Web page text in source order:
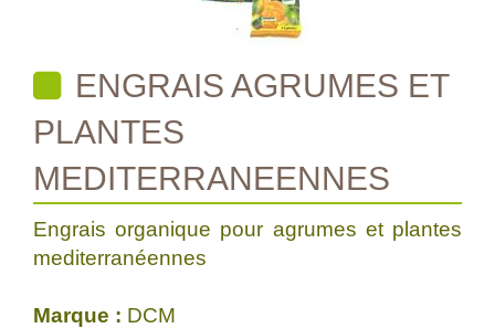
ENGRAIS AGRUMES ET
PLANTES
MEDITERRANEENNES
Engrais organique pour agrumes et plantes
mediterranéennes
Marque : DCM